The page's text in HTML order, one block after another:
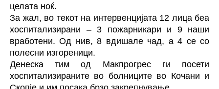
целата ноќ.
За жал, во текот на интервенцијата 12 лица беа
хоспитализирани – 3 пожарникари и 9 наши
вработени. Од нив, 8 вдишале чад, а 4 се со
полесни изгореници.
Денеска тим од Макпрогрес ги посети
хоспитализираните во болниците во Кочани и